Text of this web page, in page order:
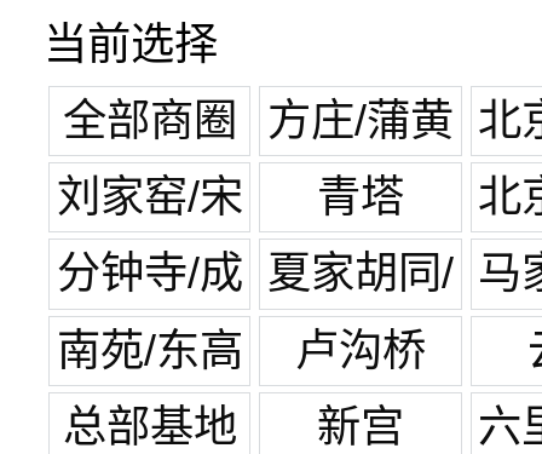
当前选择
全部商圈
方庄/蒲黄
榆
北
刘家窑/宋
家庄
青塔
北
分钟寺/成
寿寺
夏家胡同/
纪家庙
马
南苑/东高
地
卢沟桥
总部基地
新宫
六